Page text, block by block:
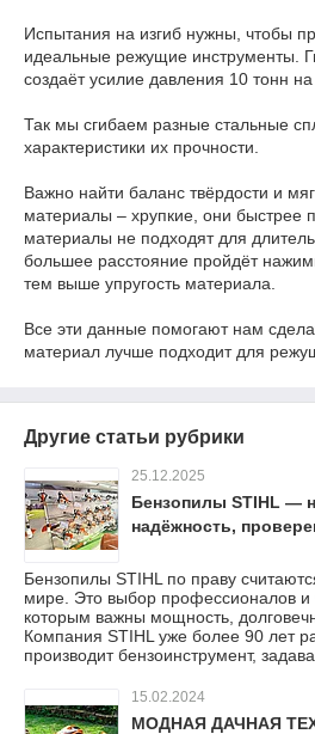
Испытания на изгиб нужны, чтобы
идеальные режущие инструменты.
создаёт усилие давления 10 тонн
Так мы сгибаем разные стальные
характеристики их прочности.​
Важно найти баланс твёрдости и
материалы – хрупкие, они быстрее
материалы не подходят для
большее расстояние пройдёт
тем выше упругость материала.​
Все эти данные помогают нам
материал лучше подходит для
Другие статьи рубрики
25.12.2025
Бензопилы STIHL —
надёжность,
Бензопилы STIHL по праву
мире. Это выбор профессионалов и
которым важны мощность,
Компания STIHL уже более 90 лет
производит бензоинструмент,
15.02.2024
МОДНАЯ ДАЧНАЯ